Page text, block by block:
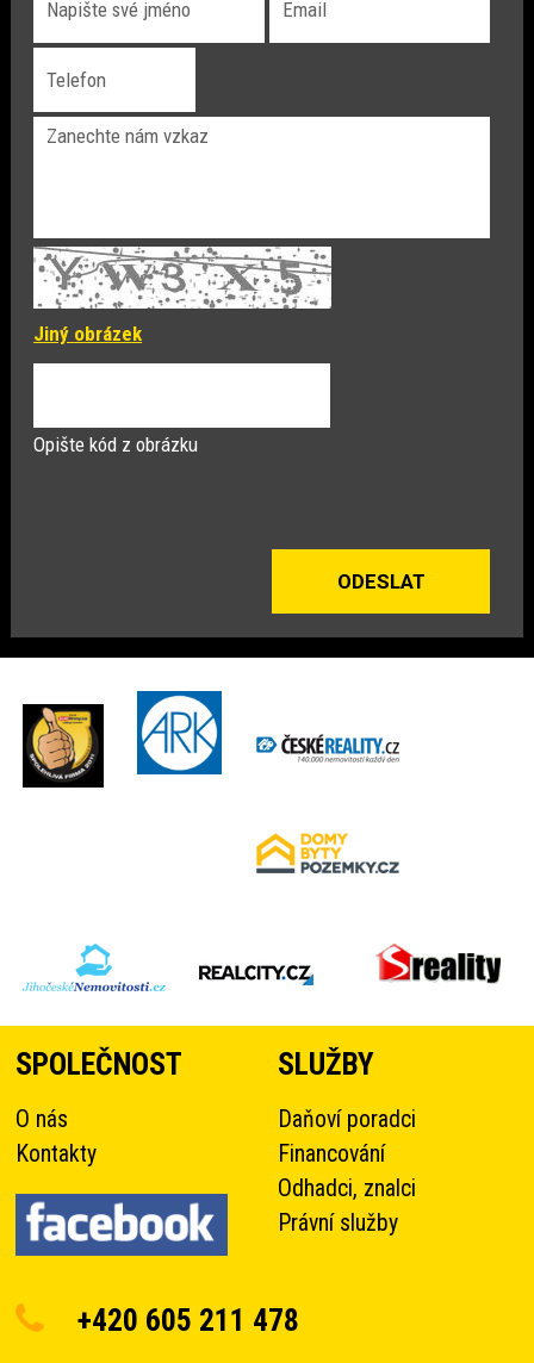
Jiný obrázek
Opište kód z obrázku
SPOLEČNOST
O nás
Kontakty
SLUŽBY
Daňoví poradci
Financování
Odhadci, znalci
Právní služby
+420 605 211 478